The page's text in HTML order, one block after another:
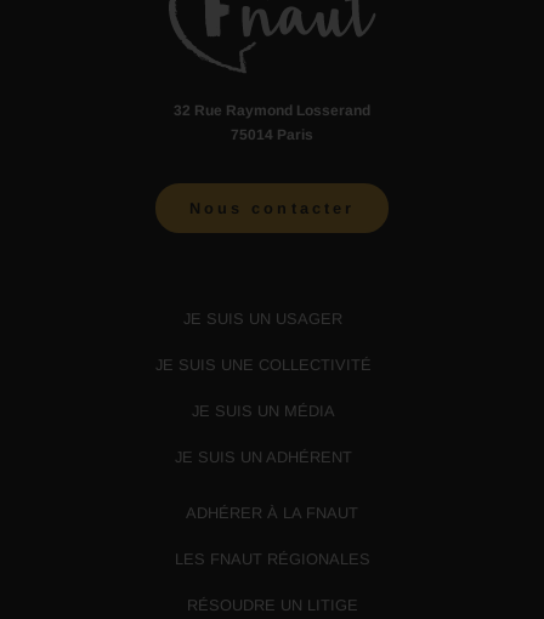
32 Rue Raymond Losserand
75014 Paris
Nous contacter
JE SUIS UN USAGER
JE SUIS UNE COLLECTIVITÉ
JE SUIS UN MÉDIA
JE SUIS UN ADHÉRENT
ADHÉRER À LA FNAUT
LES FNAUT RÉGIONALES
RÉSOUDRE UN LITIGE